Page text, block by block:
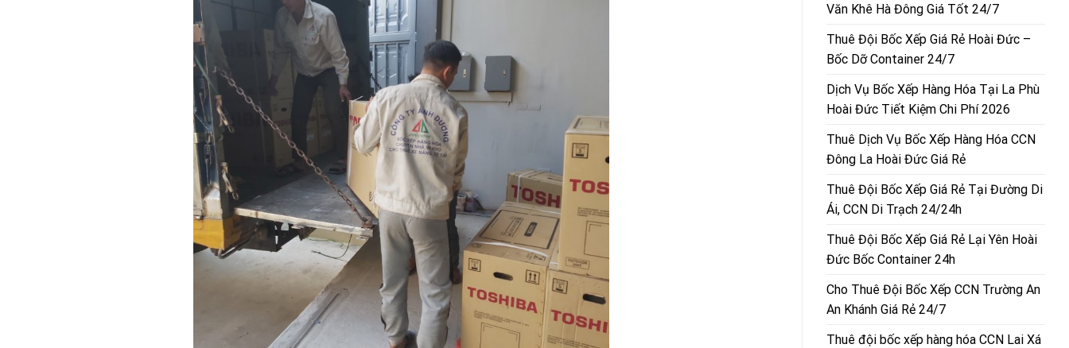
Văn Khê Hà Đông Giá Tốt 24/7
Thuê Đội Bốc Xếp Giá Rẻ Hoài Đức –
Bốc Dỡ Container 24/7
Dịch Vụ Bốc Xếp Hàng Hóa Tại La Phù
Hoài Đức Tiết Kiệm Chi Phí 2026
Thuê Dịch Vụ Bốc Xếp Hàng Hóa CCN
Đông La Hoài Đức Giá Rẻ
Thuê Đội Bốc Xếp Giá Rẻ Tại Đường Di
Ái, CCN Di Trạch 24/24h
Thuê Đội Bốc Xếp Giá Rẻ Lại Yên Hoài
Đức Bốc Container 24h
Cho Thuê Đội Bốc Xếp CCN Trường An
An Khánh Giá Rẻ 24/7
Thuê đội bốc xếp hàng hóa CCN Lai Xá